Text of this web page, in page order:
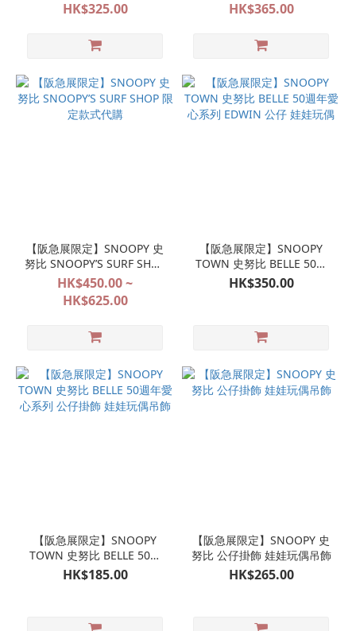
HK$325.00
HK$365.00
【阪急展限定】SNOOPY 史
努比 SNOOPY’S SURF SHOP
限定款式代購
HK$450.00 ~
HK$625.00
【阪急展限定】SNOOPY
TOWN 史努比 BELLE 50週
年愛心系列 EDWIN 公仔 娃
娃玩偶
HK$350.00
【阪急展限定】SNOOPY
TOWN 史努比 BELLE 50週
年愛心系列 公仔掛飾 娃娃玩
偶吊飾
HK$185.00
【阪急展限定】SNOOPY 史
努比 公仔掛飾 娃娃玩偶吊飾
HK$265.00